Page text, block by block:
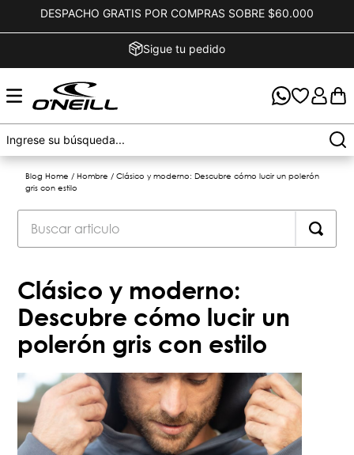
DESPACHO GRATIS POR COMPRAS SOBRE $60.000
Sigue tu pedido
Blog Home /Hombre /Clásico y moderno: Descubre cómo lucir un polerón
gris con estilo
Clásico y moderno:
Descubre cómo lucir un
polerón gris con estilo